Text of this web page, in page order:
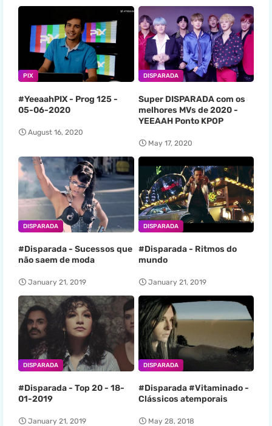
PIX
#YeeaahPIX - Prog 125 -
05-06-2020
August 16, 2020
DISPARADA
Super DISPARADA com os
melhores MVs de 2020 -
YEEAAH Ponto KPOP
May 17, 2020
DISPARADA
#Disparada - Sucessos que
não saem de moda
January 21, 2019
DISPARADA
#Disparada - Ritmos do
mundo
January 21, 2019
DISPARADA
#Disparada - Top 20 - 18-
01-2019
January 21, 2019
DISPARADA
#Disparada #Vitaminado -
Clássicos atemporais
May 28, 2018